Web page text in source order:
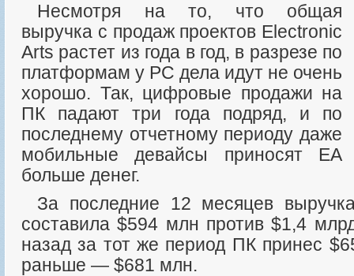
Несмотря на то, что общая
выручка с продаж проектов Electronic
Arts растет из года в год, в разрезе по
платформам у PC дела идут не очень
хорошо. Так, цифровые продажи на
ПК падают три года подряд, и по
последнему отчетному периоду даже
мобильные девайсы приносят ЕА
больше денег.
За последние 12 месяцев выручка с продаж на PC
составила $594 млн против $1,4
назад за тот же период ПК принес
раньше — $681 млн.